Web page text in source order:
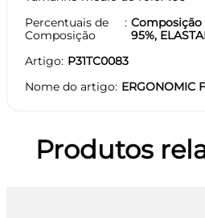
Percentuais de
Composição
Composição
95%,
Artigo P31TC0083
Nome do artigo ERGONOMIC
Produtos